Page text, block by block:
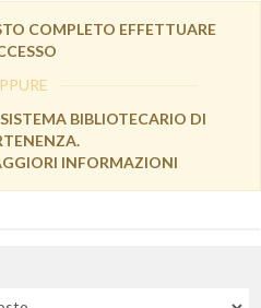
COMPLETO EFFETTUARE
BIBLIOTECARIO DI
INFORMAZIONI